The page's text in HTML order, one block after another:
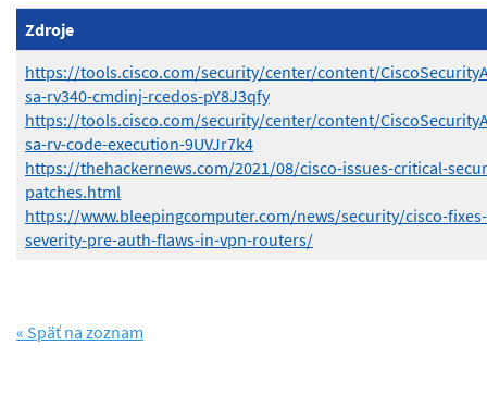
Zdroje
https://tools.cisco.com/security/center/content/
sa-rv340-cmdinj-rcedos-pY8J3qfy
https://tools.cisco.com/security/center/content/
sa-rv-code-execution-9UVJr7k4
https://thehackernews.com/2021/08/cisco-issues-critical-
patches.html
https://www.bleepingcomputer.com/news/security/cisco-
severity-pre-auth-flaws-in-vpn-routers/
« Späť na zoznam